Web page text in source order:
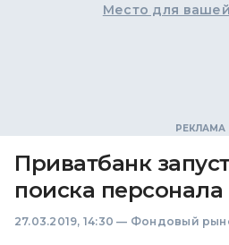
Место для
Приватбанк
поиска персонала
27.03.2019, 14:30 — Фондовый